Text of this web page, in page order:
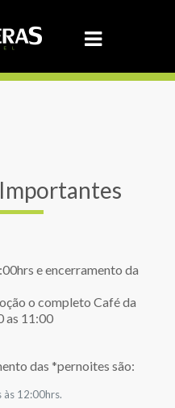
e encerramento da
o completo Café da
as 11:00
das *pernoites são:
às 12:00hrs.